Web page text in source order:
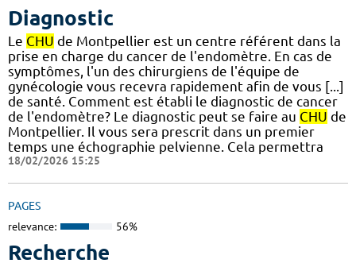
Diagnostic
Le CHU de Montpellier est un centre référent dans la
prise en charge du cancer de l'endomètre. En cas de
symptômes, l'un des chirurgiens de l'équipe de
gynécologie vous recevra rapidement afin de vous [...]
de santé. Comment est établi le diagnostic de cancer
de l'endomètre? Le diagnostic peut se faire au CHU de
Montpellier. Il vous sera prescrit dans un premier
temps une échographie pelvienne. Cela permettra
18/02/2026 15:25
PAGES
relevance: 56%
Recherche